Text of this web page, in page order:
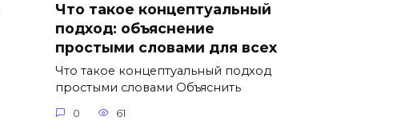
Что такое концептуальный
подход: объяснение
простыми словами для всех
Что такое концептуальный подход
простыми словами Объяснить
0 61